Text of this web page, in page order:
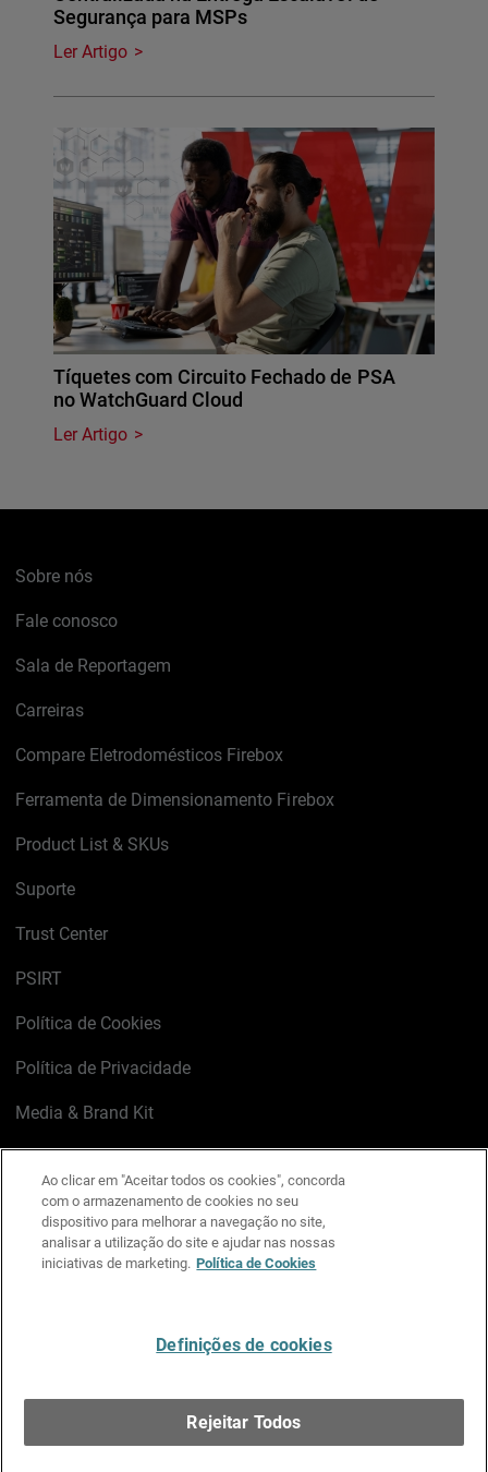
Segurança para MSPs
Ler Artigo
Tíquetes com Circuito Fechado de PSA
no WatchGuard Cloud
Ler Artigo
Sobre nós
Fale conosco
Sala de Reportagem
Carreiras
Compare Eletrodomésticos Firebox
Ferramenta de Dimensionamento Firebox
Product List & SKUs
Suporte
Trust Center
PSIRT
Política de Cookies
Política de Privacidade
Media & Brand Kit
LinkedIn
X FacebookInstagram
YouTube
Ao clicar em "Aceitar todos os cookies", concorda
com o armazenamento de cookies no seu
dispositivo para melhorar a navegação no site,
analisar a utilização do site e ajudar nas nossas
iniciativas de marketing. Política de Cookies
Definições de cookies
Rejeitar Todos